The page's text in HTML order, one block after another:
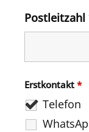
Postleitzahl
Erstkontakt *
Telefon